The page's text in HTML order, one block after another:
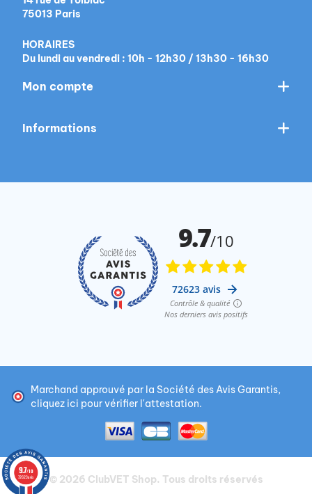
75013 Paris
HORAIRES
Du lundi au vendredi : 10h - 12h30 / 13h30 - 16h30
Mon compte
Informations
Marchand approuvé par la Société des Avis Garantis,
cliquez ici pour vérifier l'attestation.
© 2026 ClubVET Shop. Tous droits réservés
9.7/10
72623 avis